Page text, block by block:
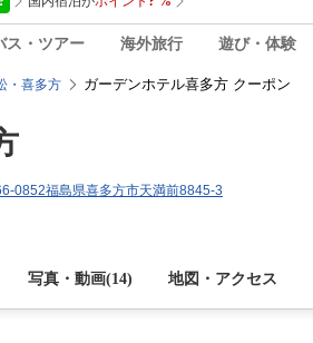
ス・ツアー 海外旅行 遊び・体験
・喜多方 ガーデンホテル喜多方 クーポン
0852福島県喜多方市天満前8845-3
写真・動画(14) 地図・アクセス